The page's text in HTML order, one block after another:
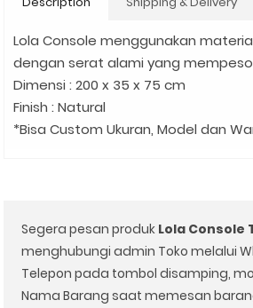
Lola Console menggunakan
dengan serat alami yang
Dimensi : 200 x 35 x 75 cm
Finish : Natural
*Bisa Custom Ukuran, Model dan
Segera pesan produk Lola Console
menghubungi admin Toko melalui
Telepon pada tombol disamping,
Nama Barang saat memesan